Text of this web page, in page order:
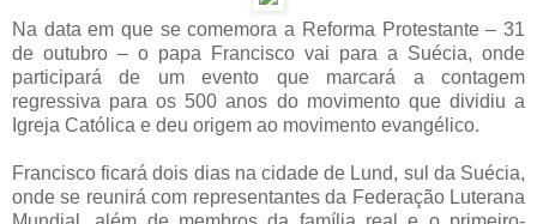
Na data em que se comemora a Reforma Protestante – 31
de outubro – o papa Francisco vai para a Suécia, onde
participará de um evento que marcará a contagem
regressiva para os 500 anos do movimento que dividiu a
Igreja Católica e deu origem ao movimento evangélico.
Francisco ficará dois dias na cidade de Lund, sul da Suécia,
onde se reunirá com representantes da Federação Luterana